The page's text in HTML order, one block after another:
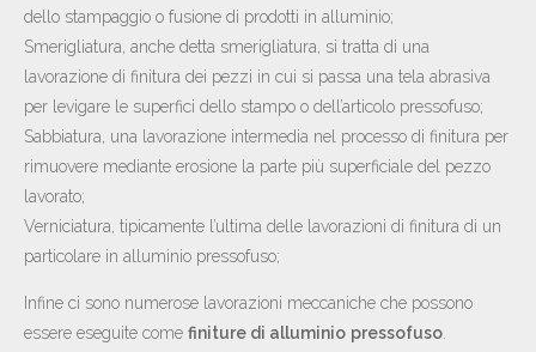
dello stampaggio o fusione di prodotti in alluminio;
Smerigliatura, anche detta smerigliatura, si tratta di una
lavorazione di finitura dei pezzi in cui si passa una tela abrasiva
per levigare le superfici dello stampo o dell’articolo pressofuso;
Sabbiatura, una lavorazione intermedia nel processo di finitura per
rimuovere mediante erosione la parte più superficiale del pezzo
lavorato;
Verniciatura, tipicamente l’ultima delle lavorazioni di finitura di un
particolare in alluminio pressofuso;
Infine ci sono numerose lavorazioni meccaniche che possono
essere eseguite come finiture di alluminio pressofuso.